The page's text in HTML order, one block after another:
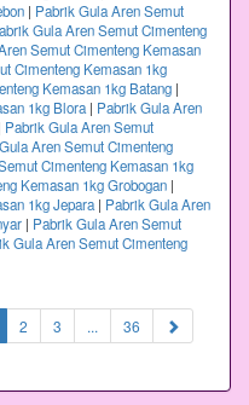
| Pabrik Gula Aren Semut
Gula Aren Semut Cimenteng
Semut Cimenteng Kemasan
Cimenteng Kemasan 1kg
Kemasan 1kg Batang |
1kg Blora | Pabrik Gula Aren
Pabrik Gula Aren Semut
Aren Semut Cimenteng
Cimenteng Kemasan 1kg
Kemasan 1kg Grobogan |
1kg Jepara | Pabrik Gula Aren
| Pabrik Gula Aren Semut
Gula Aren Semut Cimenteng
(current)
2 3 ... 36